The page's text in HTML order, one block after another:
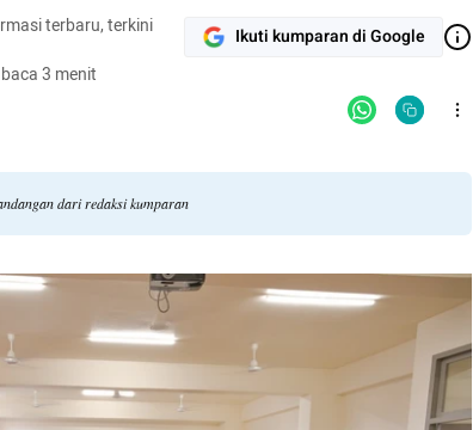
terbaru, terkini
3 menit
Ikuti kumparan di Google
dari redaksi kumparan